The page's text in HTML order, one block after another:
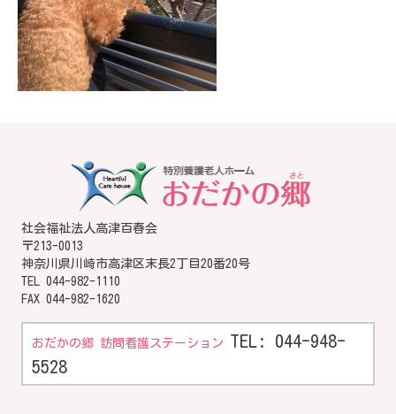
社会福祉法人高津百春会
〒213-0013
神奈川県川崎市高津区末長2丁目20番20号
TEL 044-982-1110
FAX 044-982-1620
おだかの郷 訪問看護ステーション TEL: 044-948-
5528